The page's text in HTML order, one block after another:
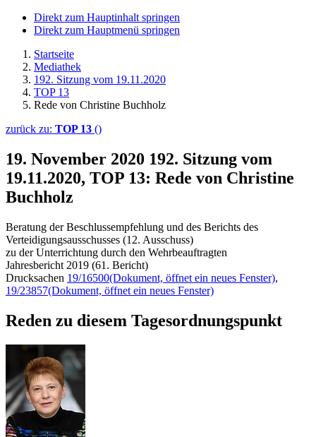
Direkt zum Hauptinhalt springen
Direkt zum Hauptmenü springen
Startseite
Mediathek
192. Sitzung vom 19.11.2020
TOP 13
Rede von Christine Buchholz
zurück zu: TOP 13 ()
19. November 2020 192. Sitzung vom
19.11.2020, TOP 13: Rede von Christine
Buchholz
Beratung der Beschlussempfehlung und des Berichts des
Verteidigungsausschusses (12. Ausschuss)
zu der Unterrichtung durch den Wehrbeauftragten
Jahresbericht 2019 (61. Bericht)
Drucksachen 19/16500(Dokument, öffnet ein neues Fenster),
19/23857(Dokument, öffnet ein neues Fenster)
Reden zu diesem Tagesordnungspunkt